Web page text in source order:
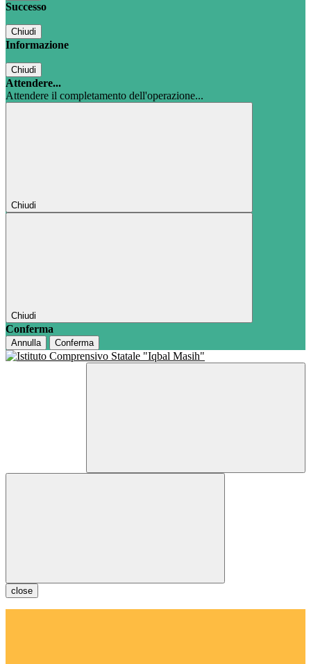
Successo
Chiudi
Informazione
Chiudi
Attendere...
Attendere il completamento dell'operazione...
Chiudi
Chiudi
Conferma
Annulla Conferma
close